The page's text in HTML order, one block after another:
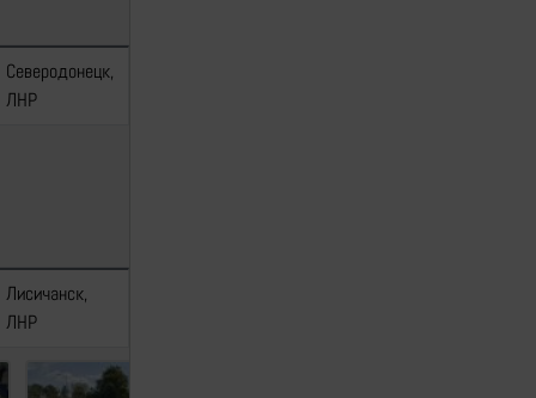
Северодонецк,
ЛНР
Лисичанск,
ЛНР